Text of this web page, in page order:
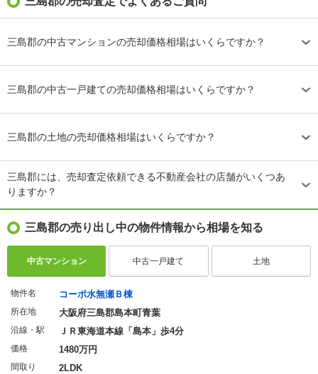
三島郡の中古マンションの売却価格相場はいくらですか？
三島郡の中古一戸建ての売却価格相場はいくらですか？
三島郡の土地の売却価格相場はいくらですか？
三島郡には、売却査定依頼できる不動産会社の店舗がいくつあ
りますか？
三島郡の売り出し中の物件情報から相場を知る
中古マンション 中古一戸建て 土地
物件名 コーポ水無瀬Ｂ棟
所在地 大阪府三島郡島本町青葉
沿線・駅 ＪＲ東海道本線「島本」歩4分
価格 1480万円
間取り 2LDK